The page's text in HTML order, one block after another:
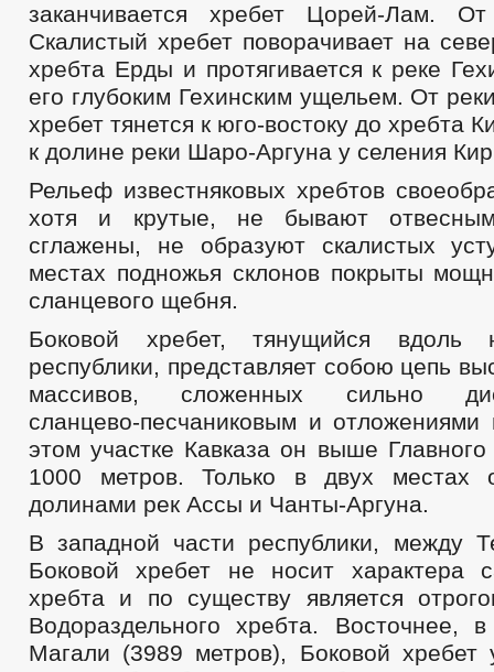
заканчивается хребет Цорей-Лам.
Скалистый хребет поворачивает на
хребта Ерды и протягивается к реке
его глубоким Гехинским ущельем. От
хребет тянется к юго-востоку до хребта
к долине реки Шаро-Аргуна у селения
Рельеф известняковых хребтов
хотя и крутые, не бывают
сглажены, не образуют скалистых
местах подножья склонов покрыты
сланцевого щебня.
Боковой хребет, тянущийся вдоль
республики, представляет собою цепь
массивов, сложенных сильно
сланцево-песчаниковым и
этом участке Кавказа он выше
1000 метров. Только в двух местах
долинами рек Ассы и Чанты-Аргуна.
В западной части республики, между
Боковой хребет не носит характера
хребта и по существу является
Водораздельного хребта. Восточнее,
Магали (3989 метров), Боковой хребет